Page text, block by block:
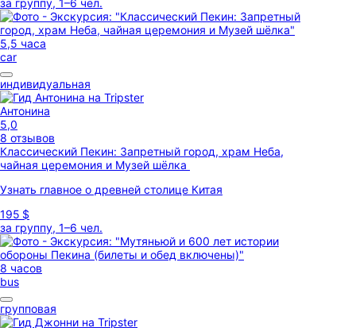
за группу, 1–6 чел.
5,5 часа
car
индивидуальная
Антонина
5,0
8 отзывов
Классический Пекин: Запретный город, храм Неба,
чайная церемония и Музей шёлка
Узнать главное о древней столице Китая
195 $
за группу, 1–6 чел.
8 часов
bus
групповая